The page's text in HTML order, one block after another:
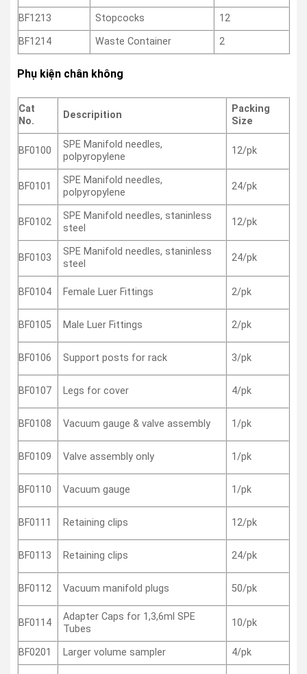
BF1213
Stopcocks
12
BF1214
Waste Container 2
Phụ kiện chân không
Cat
No.
Descripition
Packing
Size
BF0100
SPE Manifold needles,
polpyropylene
12/pk
BF0101
SPE Manifold needles,
polpyropylene
24/pk
BF0102
SPE Manifold needles, staninless
steel
12/pk
BF0103
SPE Manifold needles, staninless
steel
24/pk
BF0104 Female Luer Fittings 2/pk
BF0105 Male Luer Fittings 2/pk
BF0106 Support posts for rack 3/pk
BF0107 Legs for cover 4/pk
BF0108 Vacuum gauge & valve assembly 1/pk
BF0109 Valve assembly only 1/pk
BF0110 Vacuum gauge 1/pk
BF0111 Retaining clips 12/pk
BF0113 Retaining clips 24/pk
BF0112 Vacuum manifold plugs 50/pk
BF0114
Adapter Caps for 1,3,6ml SPE
Tubes
10/pk
BF0201 Larger volume sampler 4/pk